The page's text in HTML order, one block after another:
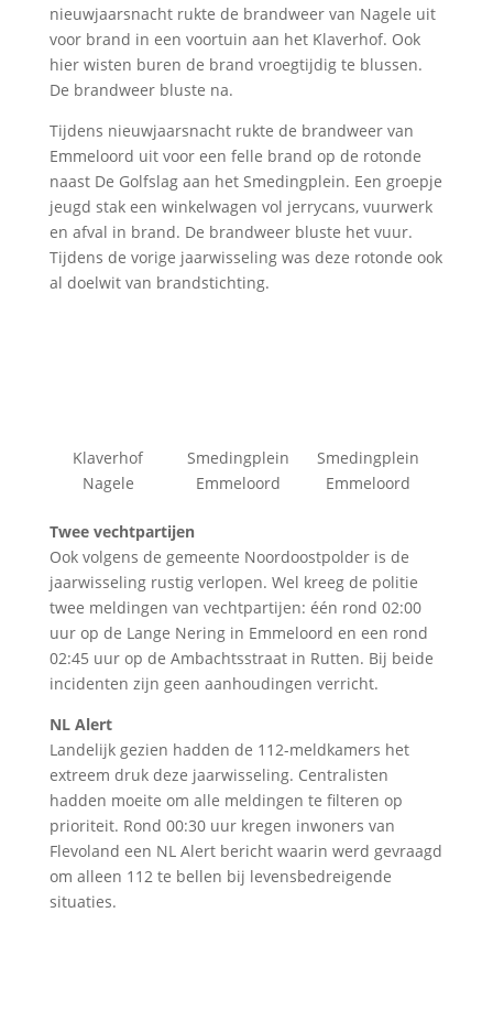
nieuwjaarsnacht rukte de brandweer van Nagele uit
voor brand in een voortuin aan het Klaverhof. Ook
hier wisten buren de brand vroegtijdig te blussen.
De brandweer bluste na.
Tijdens nieuwjaarsnacht rukte de brandweer van
Emmeloord uit voor een felle brand op de rotonde
naast De Golfslag aan het Smedingplein. Een groepje
jeugd stak een winkelwagen vol jerrycans, vuurwerk
en afval in brand. De brandweer bluste het vuur.
Tijdens de vorige jaarwisseling was deze rotonde ook
al doelwit van brandstichting.
Klaverhof
Nagele
Smedingplein
Emmeloord
Smedingplein
Emmeloord
Twee vechtpartijen
Ook volgens de gemeente Noordoostpolder is de
jaarwisseling rustig verlopen. Wel kreeg de politie
twee meldingen van vechtpartijen: één rond 02:00
uur op de Lange Nering in Emmeloord en een rond
02:45 uur op de Ambachtsstraat in Rutten. Bij beide
incidenten zijn geen aanhoudingen verricht.
NL Alert
Landelijk gezien hadden de 112-meldkamers het
extreem druk deze jaarwisseling. Centralisten
hadden moeite om alle meldingen te filteren op
prioriteit. Rond 00:30 uur kregen inwoners van
Flevoland een NL Alert bericht waarin werd gevraagd
om alleen 112 te bellen bij levensbedreigende
situaties.